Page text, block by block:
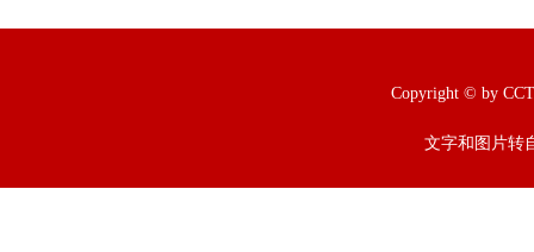
Copyright © by
文字和图片转